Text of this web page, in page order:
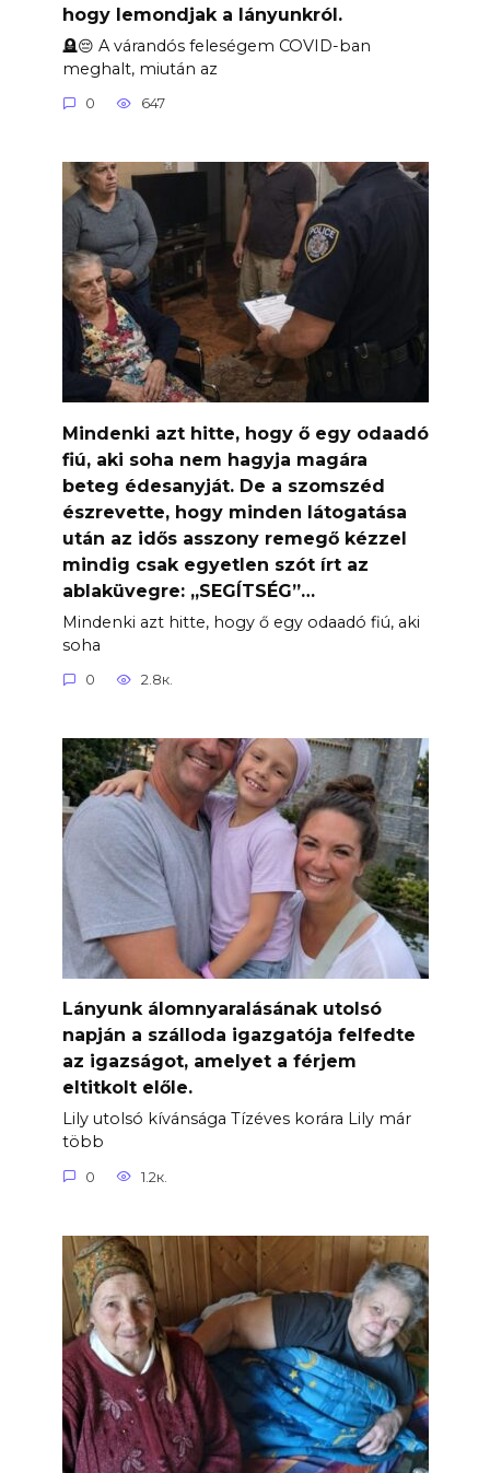
hogy lemondjak a lányunkról.
🪦😔 A várandós feleségem COVID-ban
meghalt, miután az
0 647
Mindenki azt hitte, hogy ő egy odaadó
fiú, aki soha nem hagyja magára
beteg édesanyját. De a szomszéd
észrevette, hogy minden látogatása
után az idős asszony remegő kézzel
mindig csak egyetlen szót írt az
ablaküvegre: „SEGÍTSÉG”…
Mindenki azt hitte, hogy ő egy odaadó fiú, aki
soha
0 2.8к.
Lányunk álomnyaralásának utolsó
napján a szálloda igazgatója felfedte
az igazságot, amelyet a férjem
eltitkolt előle.
Lily utolsó kívánsága Tízéves korára Lily már
több
0 1.2к.